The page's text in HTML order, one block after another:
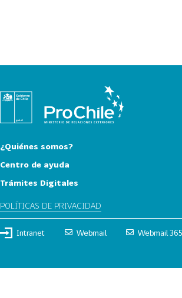
¿Quiénes somos?
Centro de ayuda
Trámites Digitales
POLÍTICAS DE PRIVACIDAD
Intranet Webmail Webmail 365